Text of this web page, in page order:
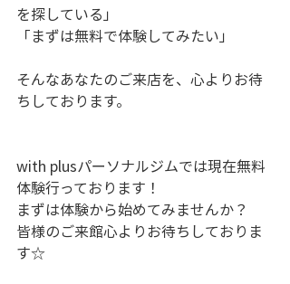
を探している」
「まずは無料で体験してみたい」
そんなあなたのご来店を、心よりお待
ちしております。
with plusパーソナルジムでは現在無料
体験行っております！
まずは体験から始めてみませんか？
皆様のご来館心よりお待ちしておりま
す☆